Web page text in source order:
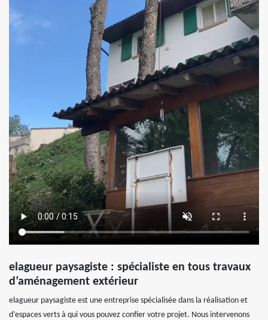
elagueur paysagiste : spécialiste en tous travaux
d’aménagement extérieur
elagueur paysagiste est une entreprise spécialisée dans la réalisation et
d’espaces verts à qui vous pouvez confier votre projet. Nous intervenons